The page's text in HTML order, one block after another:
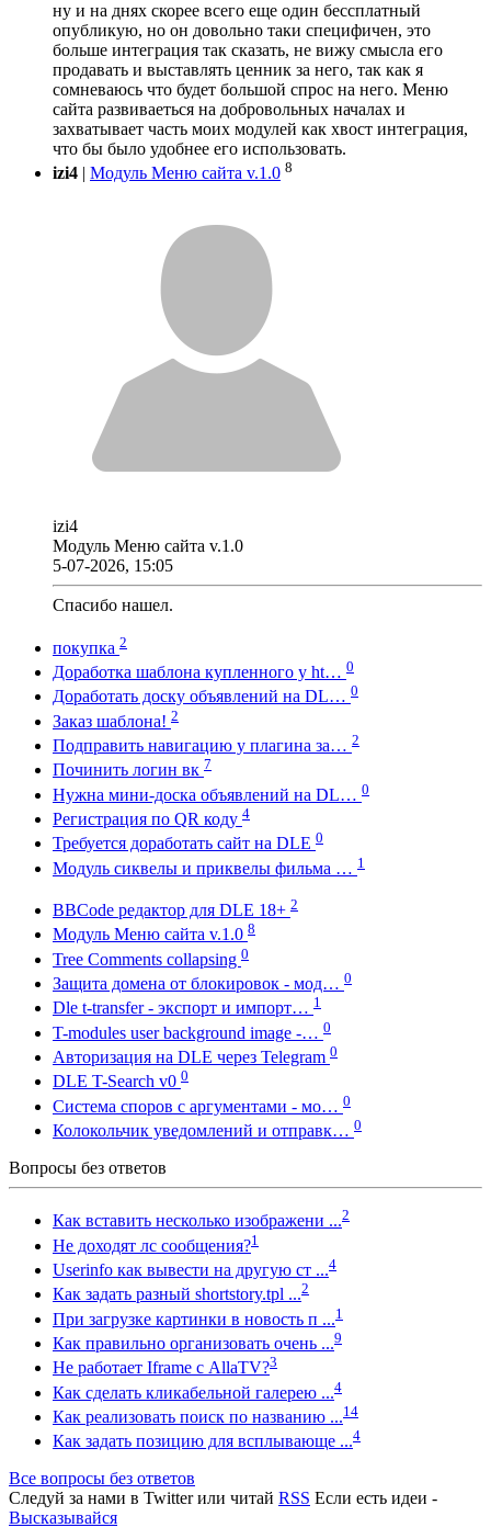
ну и на днях скорее всего еще один бессплатный
опубликую, но он довольно таки специфичен, это
больше интеграция так сказать, не вижу смысла его
продавать и выставлять ценник за него, так как я
сомневаюсь что будет большой спрос на него. Меню
сайта развиваеться на добровольных началах и
захватывает часть моих модулей как хвост интеграция,
что бы было удобнее его использовать.
izi4
Модуль Меню сайта v.1.0 8
izi4
Модуль Меню сайта v.1.0
5-07-2026, 15:05
Спасибо нашел.
покупка 2
Доработка шаблона купленного у ht… 0
Доработать доску объявлений на DL… 0
Заказ шаблона! 2
Подправить навигацию у плагина за… 2
Починить логин вк 7
Нужна мини-доска объявлений на DL… 0
Регистрация по QR коду 4
Требуется доработать сайт на DLE 0
Модуль сиквелы и приквелы фильма … 1
BBCode редактор для DLE 18+ 2
Модуль Меню сайта v.1.0 8
Tree Comments collapsing 0
Защита домена от блокировок - мод… 0
Dle t-transfer - экспорт и импорт… 1
T-modules user background image -… 0
Авторизация на DLE через Telegram 0
DLE T-Search v0 0
Система споров с аргументами - мо… 0
Колокольчик уведомлений и отправк… 0
Вопросы без ответов
Как вставить несколько изображени ...2
Не доходят лс сообщения?1
Userinfo как вывести на другую ст ...4
Как задать разный shortstory.tpl ...2
При загрузке картинки в новость п ...1
Как правильно организовать очень ...9
Не работает Iframe с AllaTV?3
Как сделать кликабельной галерею ...4
Как реализовать поиск по названию ...14
Как задать позицию для всплывающе ...4
Все вопросы без ответов
Следуй за нами в Twitterили читай RSS Если есть идеи -
Высказывайся